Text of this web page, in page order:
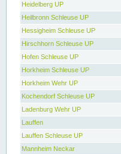
Heidelberg UP
Heilbronn Schleuse UP
Hessigheim Schleuse UP
Hirschhorn Schleuse UP
Hofen Schleuse UP
Horkheim Schleuse UP
Horkheim Wehr UP
Kochendorf Schleuse UP
Ladenburg Wehr UP
Lauffen
Lauffen Schleuse UP
Mannheim Neckar